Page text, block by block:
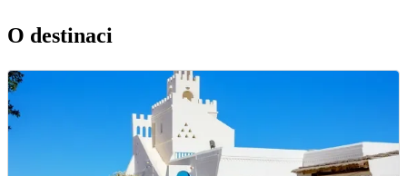
O destinaci